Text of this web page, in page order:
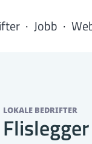
Jobb
LOKALE BEDRIFTER